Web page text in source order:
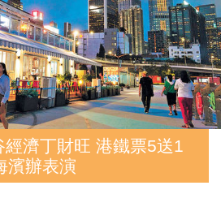
濟丁財旺 港鐵票5送1
濱辦表演